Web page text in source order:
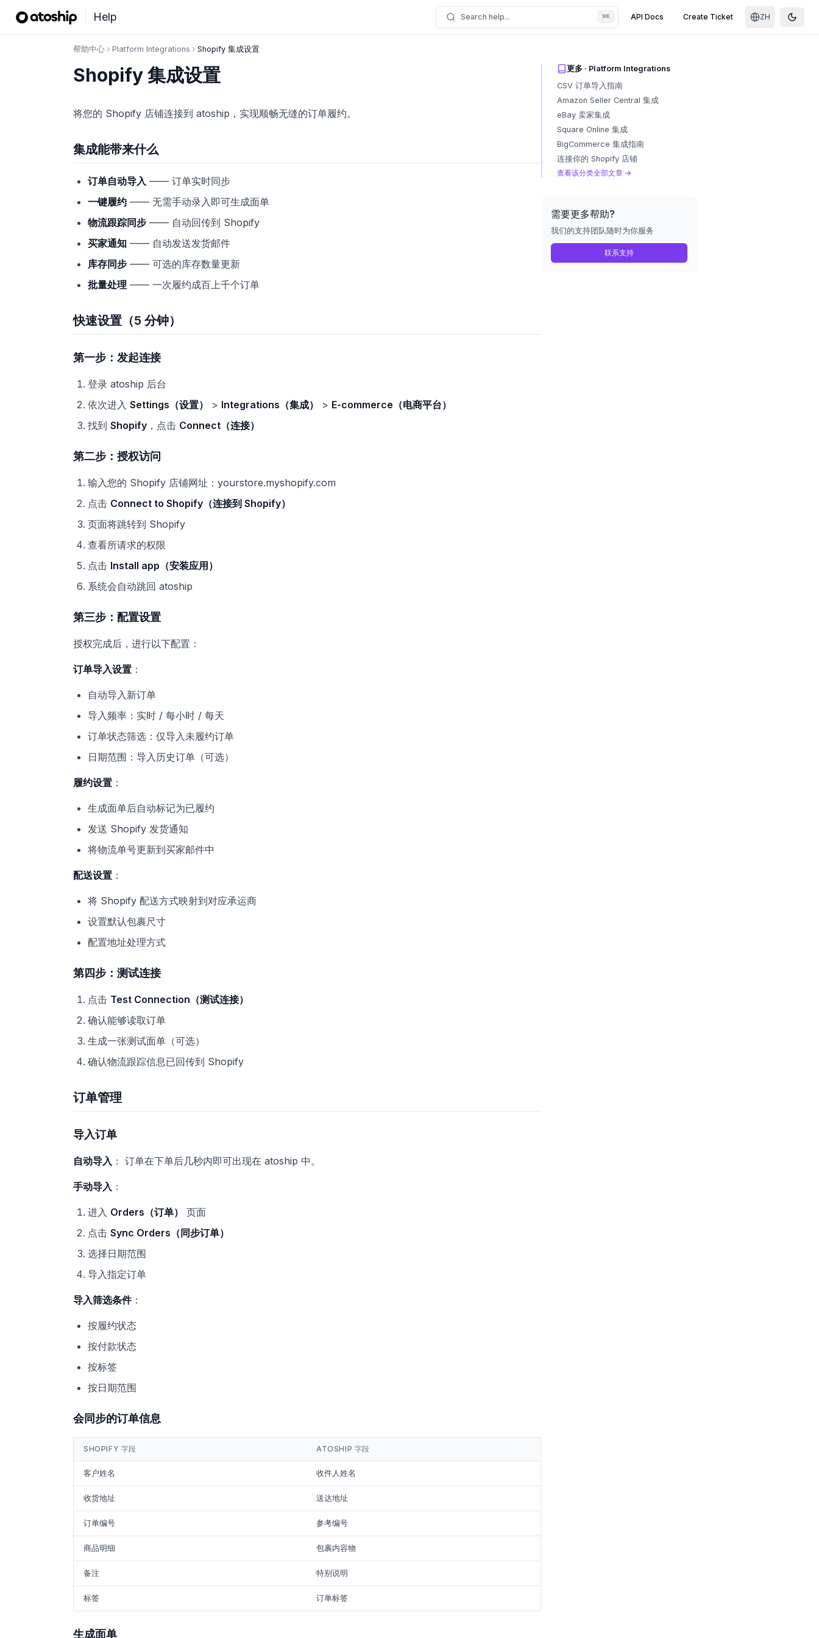
Help Search help... ⌘K API Docs Create Ticket ZH Toggle
帮助中心 Platform Integrations Shopify 集成设置
Shopify 集成设置
将您的 Shopify 店铺连接到 atoship，实现顺畅无缝的订单履约。
集成能带来什么
订单自动导入 —— 订单实时同步
一键履约 —— 无需手动录入即可生成面单
物流跟踪同步 —— 自动回传到 Shopify
买家通知 —— 自动发送发货邮件
库存同步 —— 可选的库存数量更新
批量处理 —— 一次履约成百上千个订单
快速设置（5 分钟）
第一步：发起连接
登录 atoship 后台
依次进入 Settings（设置） > Integrations（集成） > E-commerce（电商平台）
找到 Shopify ，点击 Connect（连接）
第二步：授权访问
输入您的 Shopify 店铺网址：yourstore.myshopify.com
点击 Connect to Shopify（连接到 Shopify）
页面将跳转到 Shopify
查看所请求的权限
点击 Install app（安装应用）
系统会自动跳回 atoship
第三步：配置设置
授权完成后，进行以下配置：
订单导入设置 ：
自动导入新订单
导入频率：实时 / 每小时 / 每天
订单状态筛选：仅导入未履约订单
日期范围：导入历史订单（可选）
履约设置 ：
生成面单后自动标记为已履约
发送 Shopify 发货通知
将物流单号更新到买家邮件中
配送设置 ：
将 Shopify 配送方式映射到对应承运商
设置默认包裹尺寸
配置地址处理方式
第四步：测试连接
点击 Test Connection（测试连接）
确认能够读取订单
生成一张测试面单（可选）
确认物流跟踪信息已回传到 Shopify
订单管理
导入订单
自动导入 ： 订单在下单后几秒内即可出现在 atoship 中。
手动导入 ：
进入 Orders（订单）
页面
点击 Sync Orders（同步订单）
选择日期范围
导入指定订单
导入筛选条件：
按履约状态
按付款状态
按标签
按日期范围
会同步的订单信息
SHOPIFY 字段 ATOSHIP 字段
客户姓名 收件人姓名
收货地址 送达地址
订单编号 参考编号
商品明细 包裹内容物
备注 特别说明
标签 订单标签
生成面单
更多 · Platform Integrations
CSV 订单导入指南
Amazon Seller Central 集成
eBay 卖家集成
Square Online 集成
BigCommerce 集成指南
连接你的 Shopify 店铺
查看该分类全部文章 →
需要更多帮助?
我们的支持团队随时为你服务
联系支持